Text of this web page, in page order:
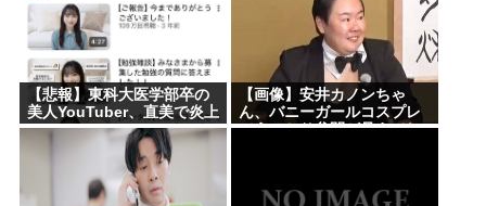
【悲報】東科大医学部卒の
美人YouTuber、直美で炎上
www
【画像】安井カノンちゃ
ん、バニーガールコスプレ
でうっかり谷間が見えてし